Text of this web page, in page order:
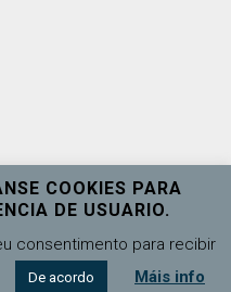
COOKIES PARA
DE USUARIO.
consentimento para recibir
De acordo Máis info